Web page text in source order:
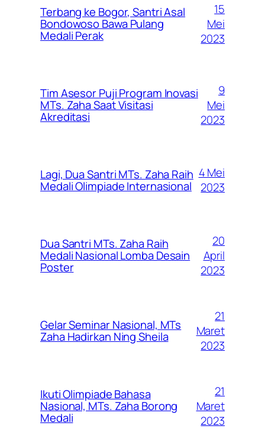
Terbang ke Bogor, Santri Asal
Bondowoso Bawa Pulang
Medali Perak
15
Mei
2023
Tim Asesor Puji Program Inovasi
MTs. Zaha Saat Visitasi
Akreditasi
9
Mei
2023
Lagi, Dua Santri MTs. Zaha Raih
Medali Olimpiade Internasional
4 Mei
2023
Dua Santri MTs. Zaha Raih
Medali Nasional Lomba Desain
Poster
20
April
2023
Gelar Seminar Nasional, MTs
Zaha Hadirkan Ning Sheila
21
Maret
2023
Ikuti Olimpiade Bahasa
Nasional, MTs. Zaha Borong
Medali
21
Maret
2023